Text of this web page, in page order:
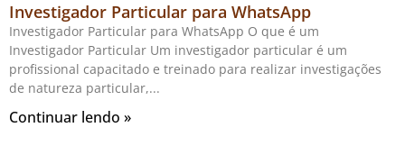
Investigador Particular para WhatsApp
Investigador Particular para WhatsApp O que é um
Investigador Particular Um investigador particular é um
profissional capacitado e treinado para realizar investigações
de natureza particular,
Continuar lendo »